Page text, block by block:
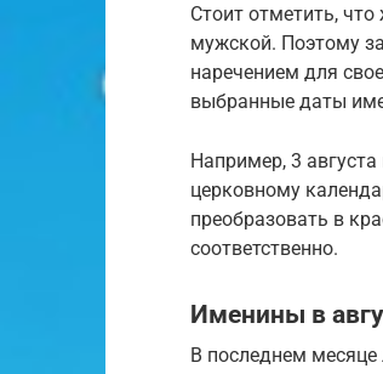
Стоит отметить,
мужской. Поэтому
наречением для
выбранные даты
Например, 3
церковному
преобразовать в
соответственно.
Именины в
В последнем